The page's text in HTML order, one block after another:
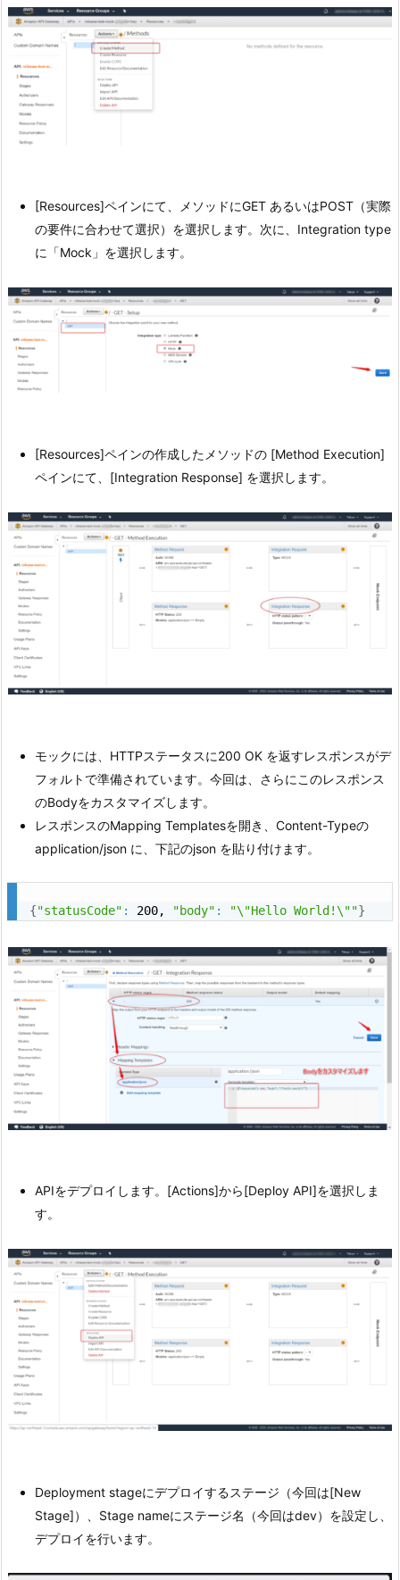
[Resources]ペインにて、メソッドにGET あるいはPOST（実際
の要件に合わせて選択）を選択します。次に、Integration type
に「Mock」を選択します。
[Resources]ペインの作成したメソッドの [Method Execution]
ペインにて、[Integration Response] を選択します。
モックには、HTTPステータスに200 OK を返すレスポンスがデ
フォルトで準備されています。今回は、さらにこのレスポンス
のBodyをカスタマイズします。
レスポンスのMapping Templatesを開き、Content-Typeの
application/json に、下記のjson を貼り付けます。
{"statusCode" : 200, "body" : "\"Hello World!\""}
APIをデプロイします。[Actions]から[Deploy API]を選択しま
す。
Deployment stageにデプロイするステージ（今回は[New
Stage]）、Stage nameにステージ名（今回はdev）を設定し、
デプロイを行います。